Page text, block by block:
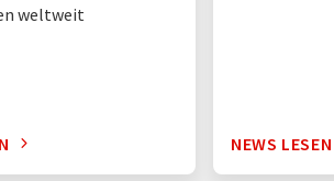
weltweit
NEWS LESEN